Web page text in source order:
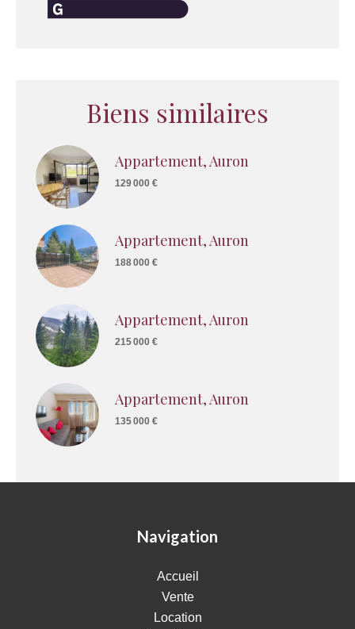
Biens similaires
Appartement, Auron
129 000 €
Appartement, Auron
188 000 €
Appartement, Auron
215 000 €
Appartement, Auron
135 000 €
Navigation
Accueil
Vente
Location